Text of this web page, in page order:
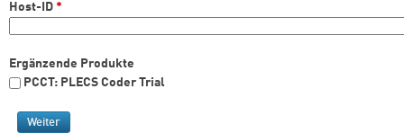
Host-ID *
Ergänzende Produkte
PCCT: PLECS Coder Trial